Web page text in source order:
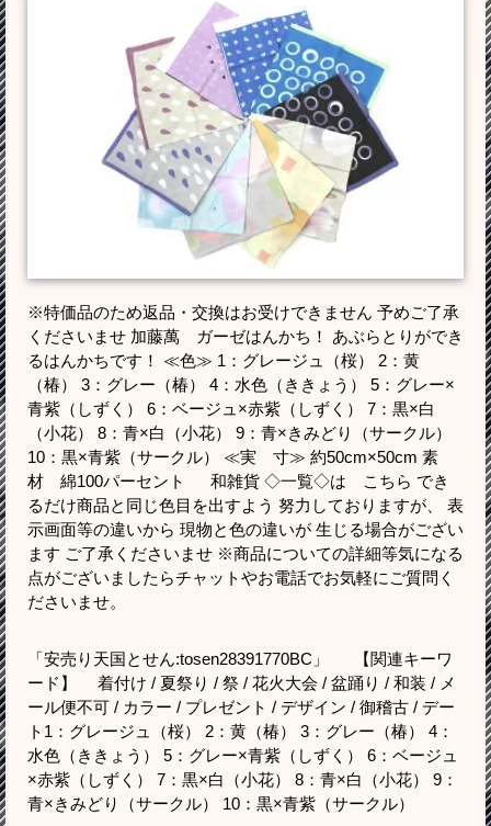
※特価品のため返品・交換はお受けできません 予めご了承
くださいませ 加藤萬 ガーゼはんかち！ あぶらとりができ
るはんかちです！ ≪色≫ 1：グレージュ（桜） 2：黄
（椿） 3：グレー（椿） 4：水色（ききょう） 5：グレー×
青紫（しずく） 6：ベージュ×赤紫（しずく） 7：黒×白
（小花） 8：青×白（小花） 9：青×きみどり（サークル）
10：黒×青紫（サークル） ≪実 寸≫ 約50cm×50cm 素
材 綿100パーセント 和雑貨 ◇一覧◇は こちら でき
るだけ商品と同じ色目を出すよう 努力しておりますが、 表
示画面等の違いから 現物と色の違いが 生じる場合がござい
ます ご了承くださいませ ※商品についての詳細等気になる
点がございましたらチャットやお電話でお気軽にご質問く
ださいませ。
「安売り天国とせん:tosen28391770BC」 【関連キーワ
ード】 着付け / 夏祭り / 祭 / 花火大会 / 盆踊り / 和装 / メ
ール便不可 / カラー / プレゼント / デザイン / 御稽古 / デー
ト1：グレージュ（桜） 2：黄（椿） 3：グレー（椿） 4：
水色（ききょう） 5：グレー×青紫（しずく） 6：ベージュ
×赤紫（しずく） 7：黒×白（小花） 8：青×白（小花） 9：
青×きみどり（サークル） 10：黒×青紫（サークル）